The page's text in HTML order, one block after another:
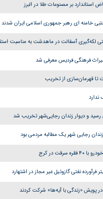
استاندارد بر مصنوعات طلا در البرز
خامنه ای رهبر جمهوری اسلامی ایران شدند
لکه‌گیری آسفالت در ماهدشت به مناسبت
فرهنگی فردیس معرفی شد
تا قهرمان‌سازی از تخریب
رسید و دیوار زندان رجایی‌شهر تخریب شد
رجایی شهر یک مطالبه مردمی بود
سرقت در کرج